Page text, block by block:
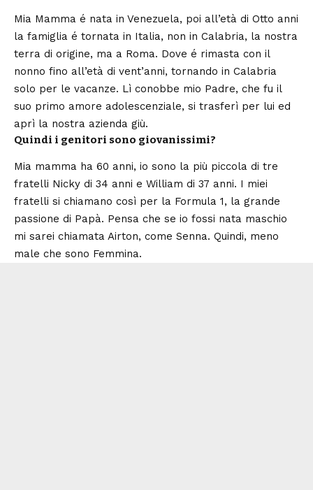
Mia Mamma é nata in Venezuela, poi all’età di Otto anni
la famiglia é tornata in Italia, non in Calabria, la nostra
terra di origine, ma a Roma. Dove é rimasta con il
nonno fino all’età di vent’anni, tornando in Calabria
solo per le vacanze. Lì conobbe mio Padre, che fu il
suo primo amore adolescenziale, si trasferì per lui ed
aprì la nostra azienda giù.
Quindi i genitori sono giovanissimi?
Mia mamma ha 60 anni, io sono la più piccola di tre
fratelli Nicky di 34 anni e William di 37 anni. I miei
fratelli si chiamano così per la Formula 1, la grande
passione di Papà. Pensa che se io fossi nata maschio
mi sarei chiamata Airton, come Senna. Quindi, meno
male che sono Femmina.